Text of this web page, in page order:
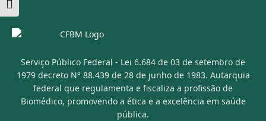
Alternar tamanho da fonte
Serviço Público Federal - Lei 6.684 de 03 de setembro de
1979 decreto N° 88.439 de 28 de junho de 1983. Autarquia
federal que regulamenta e fiscaliza a profissão de
Biomédico, promovendo a ética e a excelência em saúde
pública.